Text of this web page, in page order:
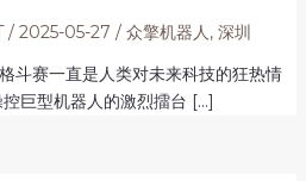
/ 2025-05-27 / 众擎机器人, 深圳
斗赛一直是人类对未来科技的狂热情
巨型机器人的激烈擂台 […]